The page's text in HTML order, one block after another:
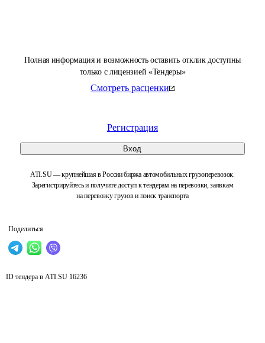
Полная информация и возможность оставить отклик доступны
только с лицензией «Тендеры»
Смотреть расценки
Регистрация
Вход
ATI.SU — крупнейшая в России биржа автомобильных грузоперевозок.
Зарегистрируйтесь и получите доступ к тендерам на перевозки, заявкам
на перевозку грузов и поиск транспорта
Поделиться
ID тендера в ATI.SU 16236